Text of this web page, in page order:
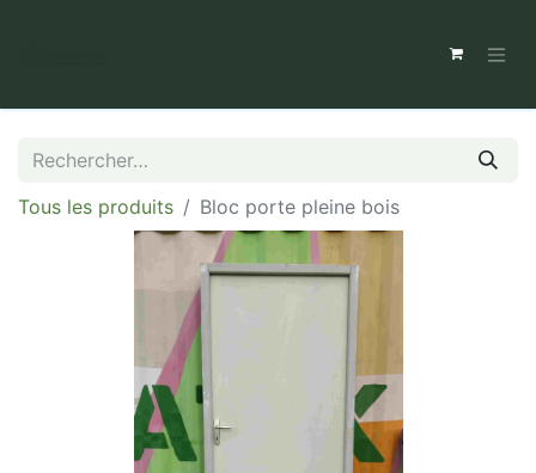
Tous les produits Bloc porte pleine bois